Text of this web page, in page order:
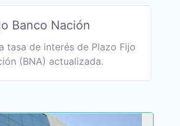
Banco Nación
tasa de interés de Plazo Fijo
(BNA) actualizada.